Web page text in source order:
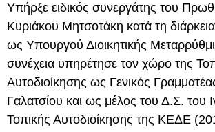
Υπήρξε ειδικός συνεργάτης του
Κυριάκου Μητσοτάκη κατά τη
ως Υπουργού Διοικητικής
συνέχεια υπηρέτησε τον χώρο της
Αυτοδιοίκησης ως Γενικός
Γαλατσίου και ως μέλος του Δ.Σ. του
Τοπικής Αυτοδιοίκησης της ΚΕΔΕ